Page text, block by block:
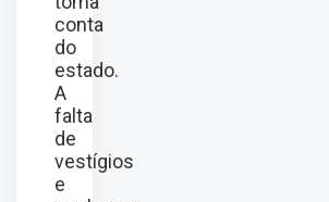
conta
do
estado.
A
falta
de
vestígios
e